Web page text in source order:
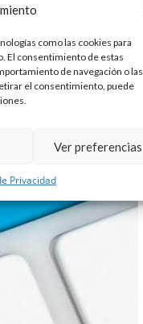
como las cookies para
El consentimiento de estas
de navegación o las
el consentimiento, puede
Ver preferencias
Privacidad